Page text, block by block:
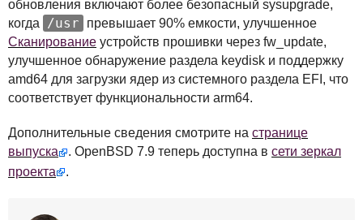
обновления включают более безопасный sysupgrade,
когда
/usr
превышает 90% емкости, улучшенное
Сканирование устройств прошивки через fw_update,
улучшенное обнаружение раздела keydisk и поддержку
amd64 для загрузки ядер из системного раздела EFI , что
соответствует функциональности arm64.
Дополнительные сведения смотрите на странице
выпуска
. OpenBSD 7.9 теперь доступна в сети зеркал
проекта
.